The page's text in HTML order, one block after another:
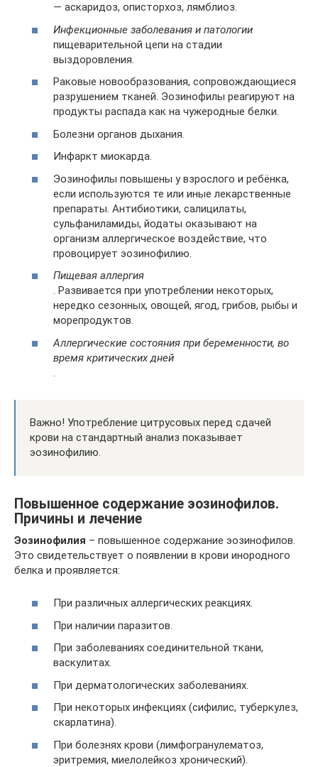
— аскаридоз, описторхоз, лямблиоз.
Инфекционные заболевания и патологии
пищеварительной цепи на стадии
выздоровления.
Раковые новообразования, сопровождающиеся
разрушением тканей. Эозинофилы реагируют на
продукты распада как на чужеродные белки.
Болезни органов дыхания.
Инфаркт миокарда.
Эозинофилы повышены у взрослого и ребёнка,
если используются те или иные лекарственные
препараты. Антибиотики, салицилаты,
сульфаниламиды, йодаты оказывают на
организм аллергическое воздействие, что
провоцирует эозинофилию.
Пищевая аллергия
. Развивается при употреблении некоторых,
нередко сезонных, овощей, ягод, грибов, рыбы и
морепродуктов.
Аллергические состояния при беременности, во
время критических дней
.
Важно! Употребление цитрусовых перед сдачей
крови на стандартный анализ показывает
эозинофилию.
Повышенное содержание эозинофилов.
Причины и лечение
Эозинофилия – повышенное содержание эозинофилов.
Это свидетельствует о появлении в крови инородного
белка и проявляется:
При различных аллергических реакциях.
При наличии паразитов.
При заболеваниях соединительной ткани,
васкулитах.
При дерматологических заболеваниях.
При некоторых инфекциях (сифилис, туберкулез,
скарлатина).
При болезнях крови (лимфогранулематоз,
эритремия, миелолейкоз хронический).